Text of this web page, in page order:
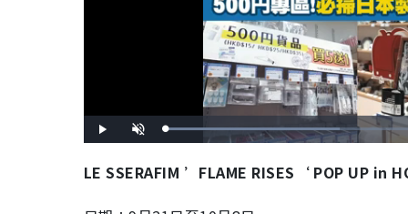
l
n
t
e
L
o
e
d
LE SSERAFIM ’FLAME RISES‘ POP UP in